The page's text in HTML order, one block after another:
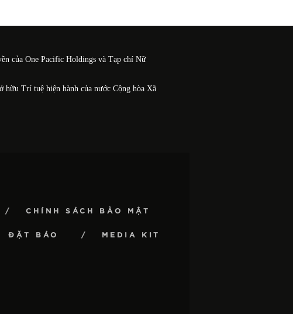
của One Pacific Holdings và Tạp chí Nữ
hữu Trí tuệ hiện hành của nước Cộng hòa Xã
CHÍNH SÁCH BẢO MẬT
ĐẶT BÁO MEDIA KIT